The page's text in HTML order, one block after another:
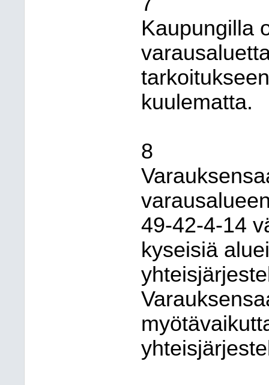
Kaupungilla
kuulematta.
8
49-42-4-14
kyseisiä